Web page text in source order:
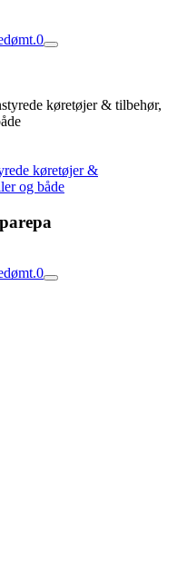
0
køretøjer & tilbehør,
køretøjer &
og både
0